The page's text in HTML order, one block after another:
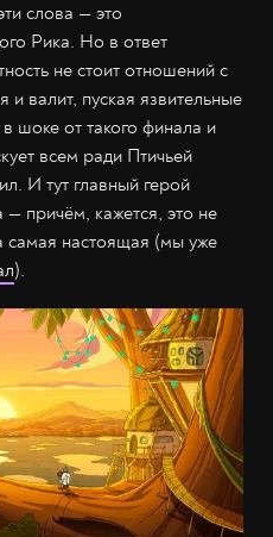
слова — это
Рика. Но в ответ
не стоит отношений с
и валит, пуская язвительные
шоке от такого финала и
всем ради Птичьей
И тут главный герой
— причём, кажется, это не
самая настоящая (мы уже
).